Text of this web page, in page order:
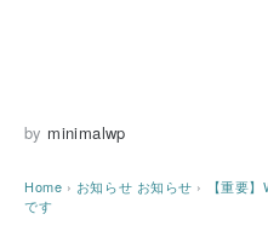
by minimalwp
Home › お知らせ お知らせ ›
【重要
です